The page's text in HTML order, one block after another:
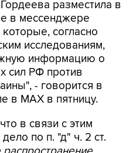
согласно
исследованиям,
информацию о
сил РФ против
- говорится в
MAX в пятницу.
в связи с этим
распространение
об